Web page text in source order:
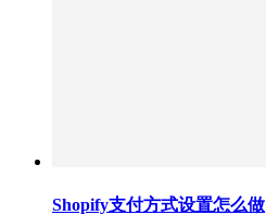
Shopify支付方式设置怎么做